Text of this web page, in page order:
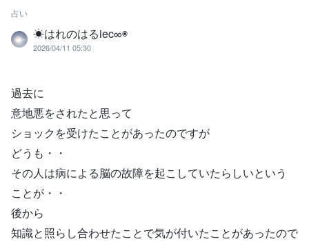
占い
☀はれのはるiec∞◉
2026/04/11 05:30
過去に
意地悪をされたと思って
ショックを受けたことがあったのですが
どうも・・
その人は病による脳の故障を起こしていたらしいという
ことが・・
後から
知識と照らし合わせたことで気が付いたことがあったので